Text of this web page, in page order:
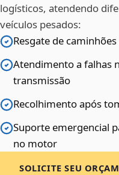
logísticos, atendendo
veículos pesados:
Resgate de
Atendimento a falhas
transmissão
Recolhimento após
Suporte emergencial
no motor
SOLICITE SEU